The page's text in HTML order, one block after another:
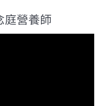
庭營養師